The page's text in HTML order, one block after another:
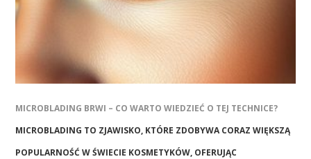
MICROBLADING BRWI – CO WARTO WIEDZIEĆ O TEJ TECHNICE?
MICROBLADING TO ZJAWISKO, KTÓRE ZDOBYWA CORAZ WIĘKSZĄ
POPULARNOŚĆ W ŚWIECIE KOSMETYKÓW, OFERUJĄC